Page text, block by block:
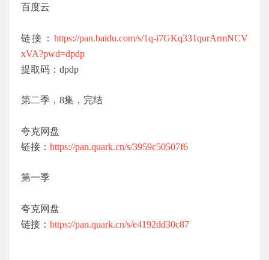
百度云
链接： https://pan.baidu.com/s/1q-i7GKq331qurArmNCV
xVA?pwd=dpdp
提取码：dpdp
第二季，8集，完结
夸克网盘
链接： https://pan.quark.cn/s/3959c50507f6
第一季
夸克网盘
链接： https://pan.quark.cn/s/e4192dd30c87